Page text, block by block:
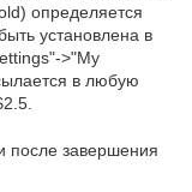
определяется
установлена в
>"My
в любую
после завершения